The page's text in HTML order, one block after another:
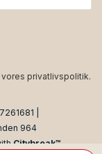
privatlivspolitik.
|
964
Citybreak™